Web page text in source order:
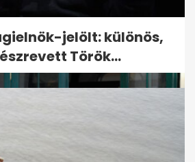
Paks 2 építése
jelölt: különös,
Török...